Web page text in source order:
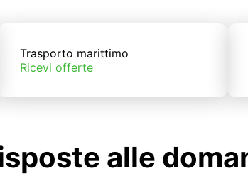
Trasporto marittimo
Ricevi offerte
alle